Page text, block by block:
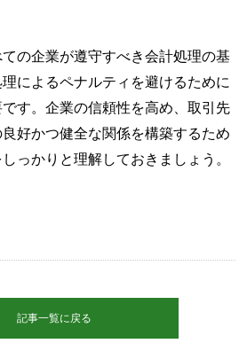
の企業が遵守すべき会計処理の基
によるペナルティを避けるために
す。企業の信頼性を高め、取引先
好かつ健全な関係を構築するため
っかりと理解しておきましょう。
記事一覧に戻る